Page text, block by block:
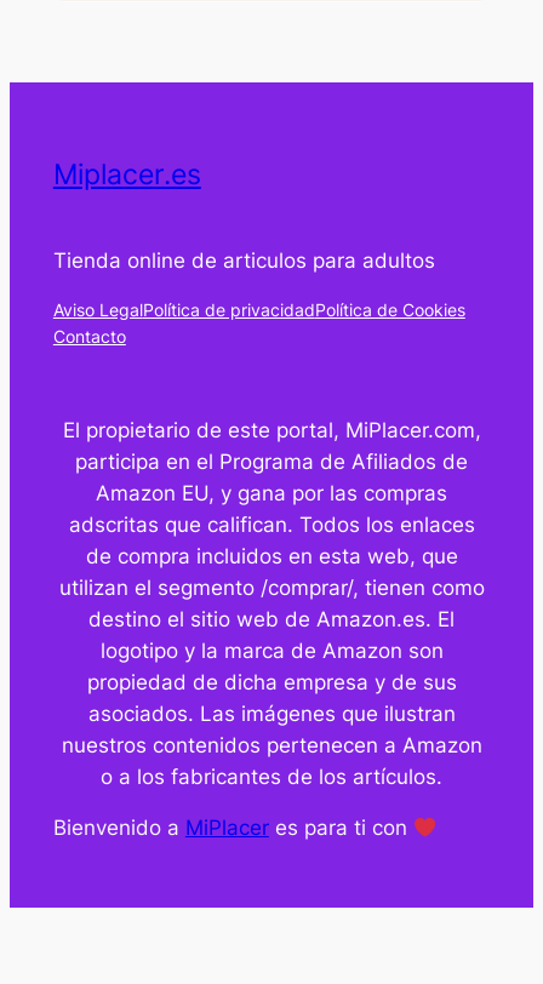
Miplacer.es
Tienda online de articulos para adultos
Aviso LegalPolítica de privacidadPolítica de Cookies
Contacto
El propietario de este portal, MiPlacer.com,
participa en el Programa de Afiliados de
Amazon EU, y gana por las compras
adscritas que califican. Todos los enlaces
de compra incluidos en esta web, que
utilizan el segmento /comprar/, tienen como
destino el sitio web de Amazon.es. El
logotipo y la marca de Amazon son
propiedad de dicha empresa y de sus
asociados. Las imágenes que ilustran
nuestros contenidos pertenecen a Amazon
o a los fabricantes de los artículos.
Bienvenido a MiPlaceres para ti con